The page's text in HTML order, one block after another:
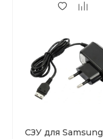
СЗУ для Samsung